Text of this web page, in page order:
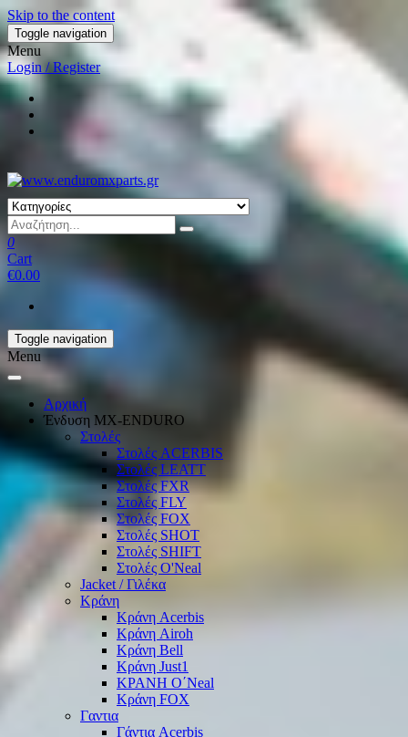
Skip to the content
Toggle navigation
Menu
Login / Register
0
Cart
€0.00
Toggle navigation
Menu
Αρχική
Ένδυση ΜΧ-ΕΝDURO
Στολές
Στολές ACERBIS
Στολές LEATT
Στολές FXR
Στολές FLY
Στολές FOX
Στολές SHOT
Στολές SHIFT
Στολές O'Neal
Jacket / Γιλέκα
Κράνη
Κράνη Acerbis
Κράνη Airoh
Κράνη Bell
Κράνη Just1
ΚΡΑΝΗ O΄Νeal
Κράνη FOX
Γαντια
Γάντια Acerbis